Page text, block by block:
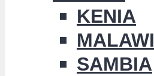
KENIA
MALAWI
SAMBIA